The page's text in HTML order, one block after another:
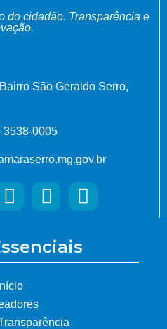
do cidadão. Transparência e
São Geraldo Serro,
3538-0005
Início